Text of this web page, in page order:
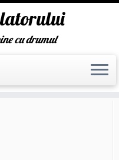
cu drumul